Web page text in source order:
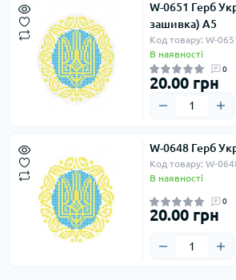
W-0651 Герб
зашивка) А5
Код товару: W-
В наявності
0
20.00 грн
W-0648 Герб
Код товару: W-
В наявності
0
20.00 грн